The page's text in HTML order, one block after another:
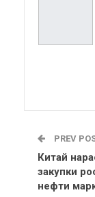
PREV
Китай
закупки
нефти